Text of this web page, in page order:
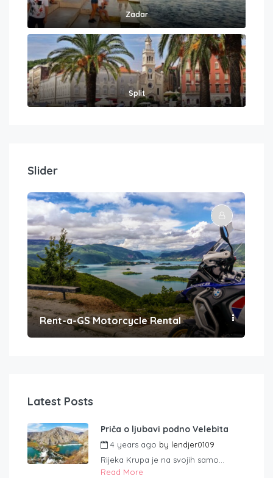
Zadar
Split
Slider
Rent-a-GS Motorcycle Rental
Latest Posts
Priča o ljubavi podno Velebita
4 years ago by lendjer0109
Rijeka Krupa je na svojih samo...
Read More